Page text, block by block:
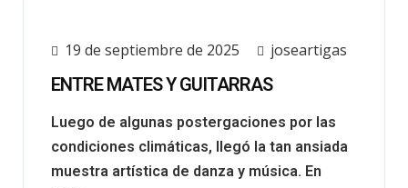
19 de septiembre de 2025 joseartigas
ENTRE MATES Y GUITARRAS
Luego de algunas postergaciones por las
condiciones climáticas, llegó la tan ansiada
muestra artística de danza y música. En